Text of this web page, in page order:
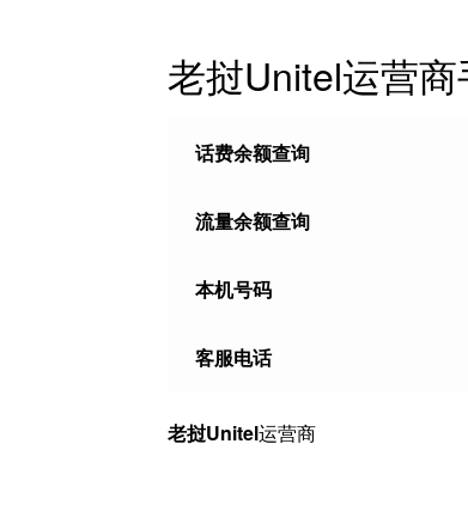
老挝Unitel运营
话费余额查询
流量余额查询
本机号码
客服电话
老挝Unitel运营商